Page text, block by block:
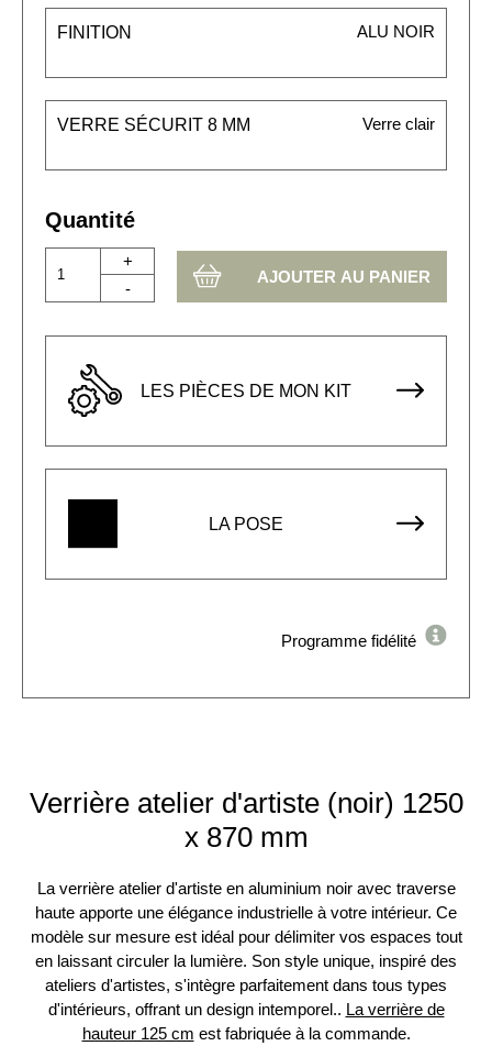
FINITION ALU NOIR
VERRE SÉCURIT 8 MM Verre clair
Quantité
+
-
LES PIÈCES DE MON KIT
LA POSE
Programme fidélité
Verrière atelier d'artiste (noir) 1250
x 870 mm
La verrière atelier d'artiste en aluminium noir avec traverse
haute apporte une élégance industrielle à votre intérieur. Ce
modèle sur mesure est idéal pour délimiter vos espaces tout
en laissant circuler la lumière. Son style unique, inspiré des
ateliers d'artistes, s'intègre parfaitement dans tous types
d'intérieurs, offrant un design intemporel.. La verrière de
hauteur 125 cm est fabriquée à la commande.